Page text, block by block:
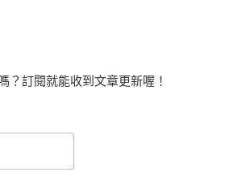
？訂閱就能收到文章更新喔！